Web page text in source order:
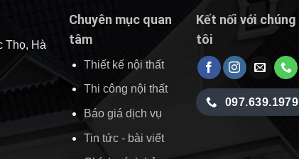
Thọ, Hà
Chuyên mục quan
tâm
Thiết kế nội thất
Thi công nội thất
Báo giá dịch vụ
Tin tức - bài viết
Kết nối với chúng
tôi
097.639.1979